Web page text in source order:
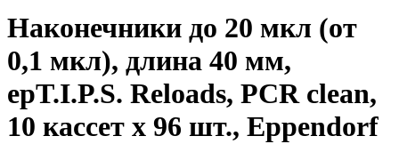
Наконечники до 20 мкл (от
0,1 мкл), длина 40 мм,
epT.I.P.S. Reloads, PCR clean,
10 кассет х 96 шт., Eppendorf